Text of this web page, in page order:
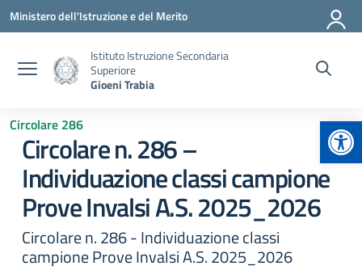
Vai ai contenuti
Vai al menu di navigazione
Vai al footer
Ministero dell'Istruzione e del Merito
Istituto Istruzione Secondaria
Superiore
Gioeni Trabia
Circolare 286
Circolare n. 286 –
Individuazione classi campione
Prove Invalsi A.S. 2025_2026
Circolare n. 286 - Individuazione classi
campione Prove Invalsi A.S. 2025_2026